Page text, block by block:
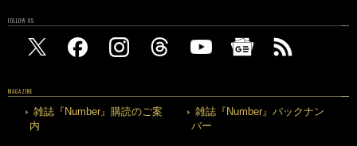
FOLLOW US
MAGAZINE
雑誌『Number』購読のご案
内
雑誌『Number』バックナン
バー